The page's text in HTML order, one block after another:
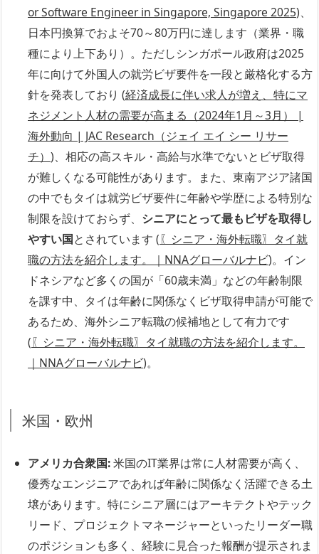
or Software Engineer in Singapore, Singapore 2025)、
日本円換算でおよそ70～80万円に達します（業界・職
種により上下あり）。ただしシンガポール政府は2025
年に向けて外国人の就労ビザ要件を一段と厳格化する方
針を発表しており (経済成長に伴い求人が増え、特にマ
ネジメント人材の需要が高まる（2024年1月～3月） |
海外動向 | JAC Research（ジェイ エイ シー リサー
チ） )、相応の高スキル・高給与水準でないとビザ取得
が難しくなる可能性があります。また、東南アジア諸国
の中でもタイは就労ビザ要件に年齢や学歴による特別な
制限を設けておらず、 シニアにとって最もビザを取得し
やすい国とされています (〖シニア・海外転職〗タイ就
職の方法を紹介します。｜NNAグローバルナビ)。イン
ドネシアなど多くの国が「60歳未満」などの年齢制限
を課す中、タイは年齢に関係なくビザ取得申請が可能で
あるため、海外シニア転職の候補地として有力です
(〖シニア・海外転職〗タイ就職の方法を紹介します。
｜NNAグローバルナビ)。
米国・欧州
アメリカ合衆国:米国のIT業界は常に人材需要が高く、
優秀なエンジニアであれば年齢に関係なく活躍できる土
壌があります。特にシニア層にはアーキテクトやテック
リード、プロジェクトマネージャーといったリーダー職
のポジションも多く、経験に見合った報酬が提示されま